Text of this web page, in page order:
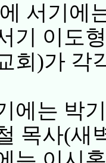
서기에
기 이도
회)가 각
에는 박
목사(새